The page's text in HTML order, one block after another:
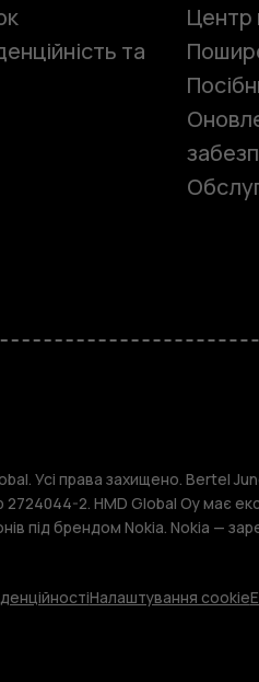
та
Центр
Усі права захищено. Bertel
2724044-2. HMD Global Oy має
під брендом Nokia. Nokia —
Налаштування cookie